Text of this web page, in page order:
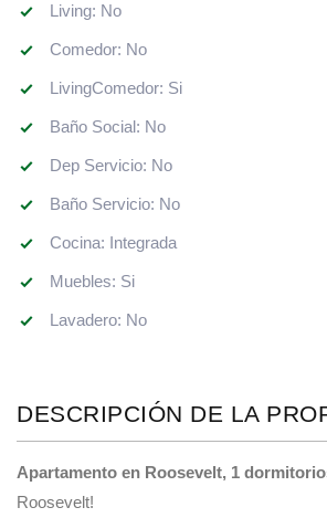
Living: No
Comedor: No
LivingComedor: Si
Baño Social: No
Dep Servicio: No
Baño Servicio: No
Cocina: Integrada
Muebles: Si
Lavadero: No
DESCRIPCIÓN DE LA
Apartamento en Roosevelt, 1
Roosevelt!